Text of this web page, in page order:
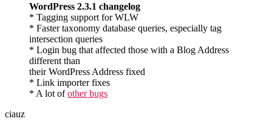
WordPress 2.3.1 changelog
* Tagging support for WLW
* Faster taxonomy database queries, especially tag
intersection queries
* Login bug that affected those with a Blog Address
different than
their WordPress Address fixed
* Link importer fixes
* A lot ofother bugs
ciauz